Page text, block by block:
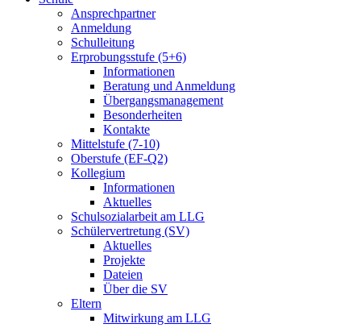
Ansprechpartner
Anmeldung
Schulleitung
Erprobungsstufe (5+6)
Informationen
Beratung und Anmeldung
Übergangsmanagement
Besonderheiten
Kontakte
Mittelstufe (7-10)
Oberstufe (EF-Q2)
Kollegium
Informationen
Aktuelles
Schulsozialarbeit am LLG
Schülervertretung (SV)
Aktuelles
Projekte
Dateien
Über die SV
Eltern
Mitwirkung am LLG